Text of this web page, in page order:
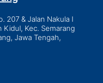
207 & Jalan Nakula I
Kidul, Kec. Semarang
Jawa Tengah,